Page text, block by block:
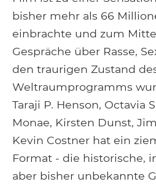
bisher mehr als 66
einbrachte und zum
Gespräche über Rasse,
den traurigen Zustand
Weltraumprogramms
Taraji P. Henson, Octavia
Monae, Kirsten Dunst,
Kevin Costner hat ein
Format - die historische,
aber bisher unbekannte